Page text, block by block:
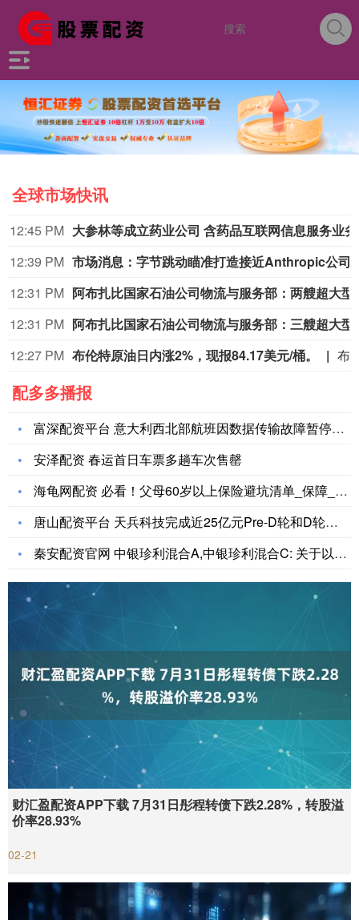
全球市场快讯
12:19 PM 布伦特原油突破84美元/桶，日内涨1.85%。
12:13 PM 比特币下跌，受美联储降息希望降温影响
比特币在亚洲交易时段下跌。Novaque Research的分析师表示，对美联储降息的预期降温以及对美国通胀的持续担忧，继续拖累对加密资产的需求。与此同时，随着更多杠杆交易员押注长期收益，同时新增比特币供应进入市场，比特币可能面临更多抛售压力。Novaque补充说，如果价格未能上涨，这些交易员可能被迫去杠杆化，这可能会引发另一波抛售。比特币下跌0.2%，报64,253.50美元。
12:11 PM 机构：2026年AI服务器出货量增幅上调至近31%
12:07 PM 齐心集团中选长安汽车电子商城项目
据齐心集团消息，近日，齐心集团中选长安汽车电子商城项目。公司将依托一站式政企数字化采购服务平台，提供成熟完善的采购全流程配套服务，助力头部整车制造企业采购管理数智化升级。
12:07 PM
配多多播报
富深配资平台 意大利西北部航班因数据传输故障暂停起降
安泽配资 春运首日车票多趟车次售罄
海龟网配资 必看！父母60岁以上保险避坑清单_保障_保费_身
唐山配资平台 天兵科技完成近25亿元Pre-D轮和D轮融资
秦安配资官网 中银珍利混合A,中银珍利混合C: 关于以通讯方
财汇盈配资APP下载 7月31日彤程转债下跌2.28%，转股溢
价率28.93%
02-21